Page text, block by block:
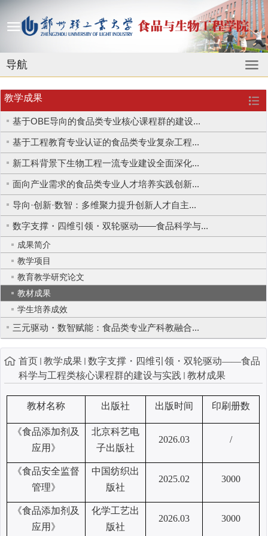
导航
教学成果
基于OBE导向的食品类专业核心课程群的建设...
基于工程教育专业认证的食品类专业复杂工程...
新工科背景下生物工程一流专业建设全面深化...
面向产业需求的食品类专业人才培养实践创新...
导向·创新·数智：多维聚力提升创新人才自主...
数字支撑・四维引领・双轮驱动——食品科学与...
成果简介
教学项目
教育教学研究论文
教材成果
学生培养成效
三元驱动・数智赋能：食品类专业产科教融合...
首页 教学成果 数字支撑・四维引领・双轮驱动——食品
科学与工程类核心课程群的建设与实践
教材成果
教材名称 出版社 出版时间 印刷册数
《食品添加剂及
应用》
北京科艺电
子出版社
2026.03 /
《食品安全监督
管理》
中国纺织出
版社
2025.02 3000
《食品添加剂及
应用》
化学工艺出
版社
2026.03 3000